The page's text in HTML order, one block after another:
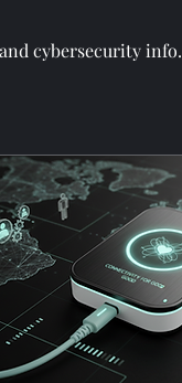
cybersecurity info.